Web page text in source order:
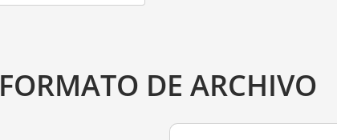
FORMATO DE ARCHIVO